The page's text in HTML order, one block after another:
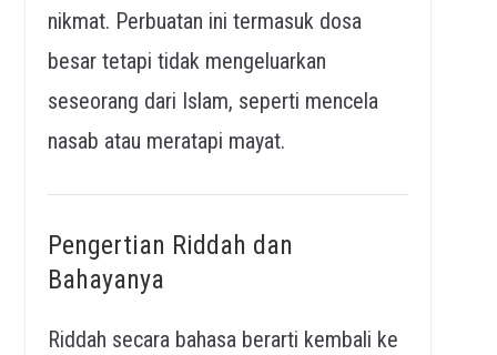
nikmat. Perbuatan ini termasuk dosa
besar tetapi tidak mengeluarkan
seseorang dari Islam, seperti mencela
nasab atau meratapi mayat.
Pengertian Riddah dan
Bahayanya
Riddah secara bahasa berarti kembali ke